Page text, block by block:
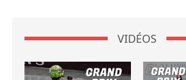
VIDÉOS